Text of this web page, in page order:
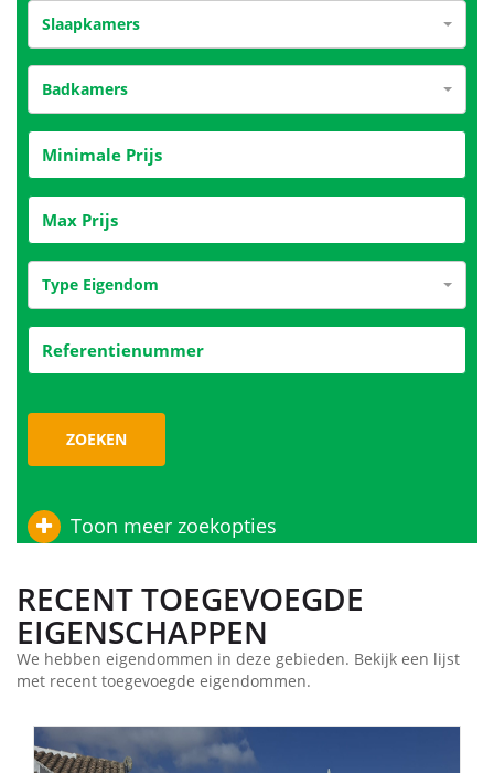
Slaapkamers
Badkamers
Type Eigendom
ZOEKEN
Toon meer zoekopties
RECENT TOEGEVOEGDE
EIGENSCHAPPEN
We hebben eigendommen in deze gebieden. Bekijk een lijst
met recent toegevoegde eigendommen.